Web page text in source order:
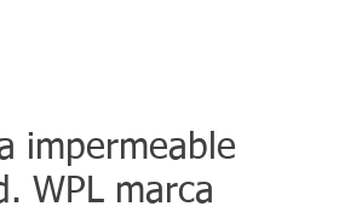
impermeable
WPL marca